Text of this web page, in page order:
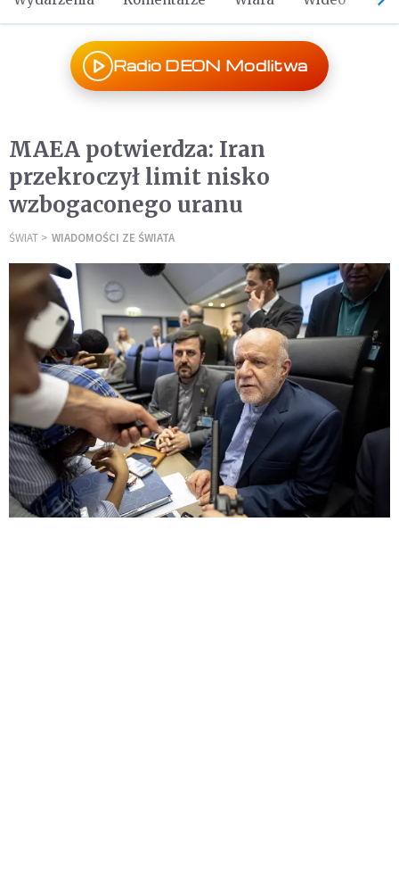
Radio DEON Modlitwa
MAEA potwierdza: Iran
przekroczył limit nisko
wzbogaconego uranu
ŚWIAT WIADOMOŚCI ZE ŚWIATA